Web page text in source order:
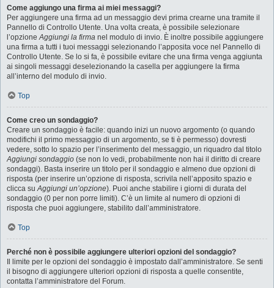
Come aggiungo una firma ai miei messaggi?
Per aggiungere una firma ad un messaggio devi prima crearne una tramite il
Pannello di Controllo Utente. Una volta creata, è possibile selezionare
l’opzioneAggiungi la firma nel modulo di invio. È inoltre possibile aggiungere
una firma a tutti i tuoi messaggi selezionando l’apposita voce nel Pannello di
Controllo Utente. Se lo si fa, è possibile evitare che una firma venga aggiunta
ai singoli messaggi deselezionando la casella per aggiungere la firma
all’interno del modulo di invio.
Top
Come creo un sondaggio?
Creare un sondaggio è facile: quando inizi un nuovo argomento (o quando
modifichi il primo messaggio di un argomento, se ti è permesso) dovresti
vedere, sotto lo spazio per l’inserimento del messaggio, un riquadro dal titolo
Aggiungi sondaggio (se non lo vedi, probabilmente non hai il diritto di creare
sondaggi). Basta inserire un titolo per il sondaggio e almeno due opzioni di
risposta (per inserire un’opzione di risposta, scrivila nell’apposito spazio e
clicca suAggiungi un’opzione). Puoi anche stabilire i giorni di durata del
sondaggio (0 per non porre limiti). C’è un limite al numero di opzioni di
risposta che puoi aggiungere, stabilito dall’amministratore.
Top
Perché non è possibile aggiungere ulteriori opzioni del sondaggio?
Il limite per le opzioni del sondaggio è impostato dall’amministratore. Se senti
il bisogno di aggiungere ulteriori opzioni di risposta a quelle consentite,
contatta l’amministratore del Forum.